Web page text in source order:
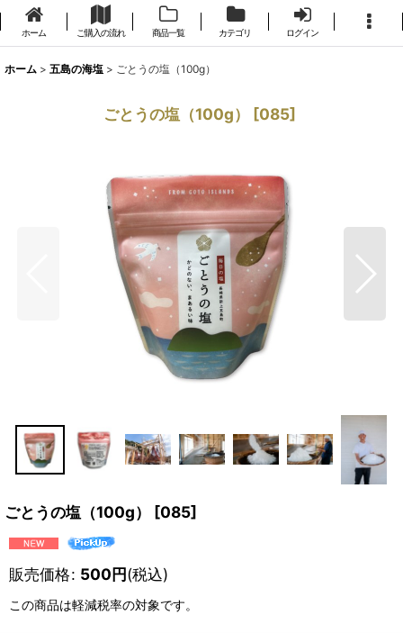
ホーム ご購入の流れ 商品一覧 カテゴリ ログイン
ホーム > 五島の海塩 > ごとうの塩（100g）
ごとうの塩（100g） [085]
ごとうの塩（100g） [085]
販売価格: 500円(税込)
この商品は軽減税率の対象です。